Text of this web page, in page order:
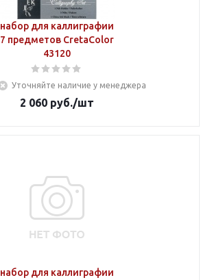
набор для каллиграфии
7 предметов CretaColor
43120
Уточняйте наличие у менеджера
2 060руб./шт
набор для каллиграфии